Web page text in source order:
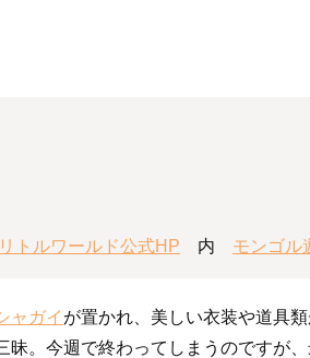
トルワールド公式HP 内 モンゴル
ャガイ が置かれ、美しい衣装や道具
。今週で終わってしまうのですが